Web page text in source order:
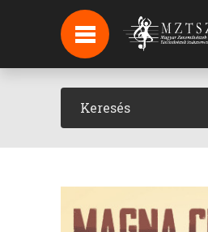
HÍREK
HÍRLEVÉL
PODCAST